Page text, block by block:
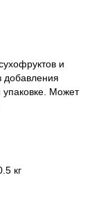
и
добавления
Может
кг